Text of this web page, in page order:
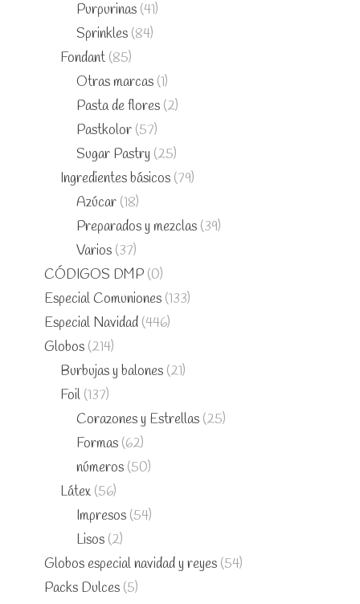
Purpurinas (41)
Sprinkles (84)
Fondant (85)
Otras marcas (1)
Pasta de flores (2)
Pastkolor (57)
Sugar Pastry (25)
Ingredientes básicos (79)
Azúcar (18)
Preparados y mezclas (39)
Varios (37)
CÓDIGOS DMP (0)
Especial Comuniones (133)
Especial Navidad (446)
Globos (214)
Burbujas y balones (21)
Foil (137)
Corazones y Estrellas (25)
Formas (62)
números (50)
Látex (56)
Impresos (54)
Lisos (2)
Globos especial navidad y reyes (54)
Packs Dulces (5)